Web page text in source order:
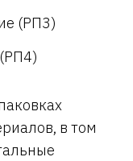
(РП3)
в том